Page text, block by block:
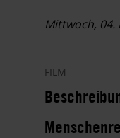
Mittwoch, 04.
FILM